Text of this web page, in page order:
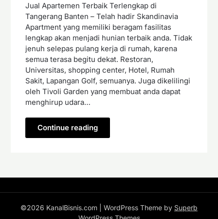
Jual Apartemen Terbaik Terlengkap di
Tangerang Banten – Telah hadir Skandinavia
Apartment yang memiliki beragam fasilitas
lengkap akan menjadi hunian terbaik anda. Tidak
jenuh selepas pulang kerja di rumah, karena
semua terasa begitu dekat. Restoran,
Universitas, shopping center, Hotel, Rumah
Sakit, Lapangan Golf, semuanya. Juga dikelilingi
oleh Tivoli Garden yang membuat anda dapat
menghirup udara…
Continue reading
©2026 KanalBisnis.com | WordPress Theme by Superb